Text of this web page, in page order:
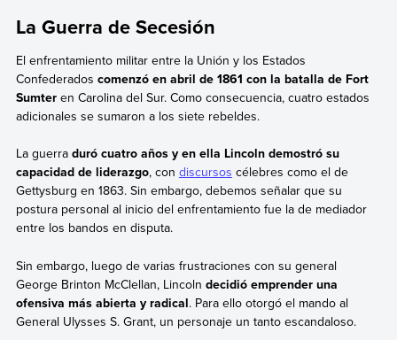
La Guerra de Secesión
El enfrentamiento militar entre la Unión y los Estados
Confederados comenzó en abril de 1861 con la batalla de Fort
Sumteren Carolina del Sur. Como consecuencia, cuatro estados
adicionales se sumaron a los siete rebeldes.
La guerra duró cuatro años y en ella Lincoln demostró su
capacidad de liderazgo, con discursos célebres como el de
Gettysburg en 1863. Sin embargo, debemos señalar que su
postura personal al inicio del enfrentamiento fue la de mediador
entre los bandos en disputa.
Sin embargo, luego de varias frustraciones con su general
George Brinton McClellan, Lincoln decidió emprender una
ofensiva más abierta y radical. Para ello otorgó el mando al
General Ulysses S. Grant, un personaje un tanto escandaloso.